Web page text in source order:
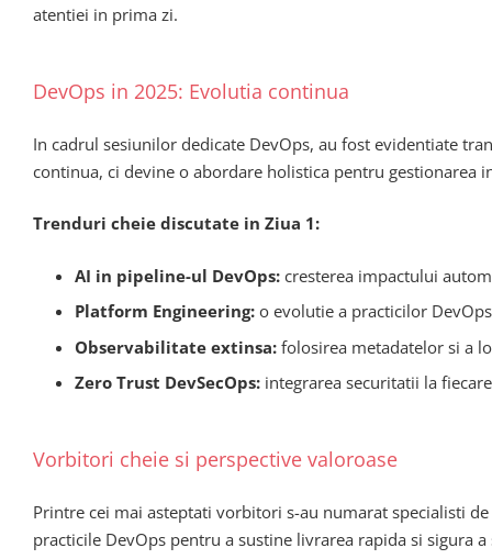
atentiei in prima zi.
DevOps in 2025: Evolutia continua
In cadrul sesiunilor dedicate DevOps, au fost evidentiate
continua, ci devine o abordare holistica pentru
Trenduri cheie discutate in Ziua 1:
AI in pipeline-ul DevOps:cresterea impactului
Platform Engineering:o evolutie a practicilor
Observabilitate extinsa:folosirea metadatelor si a
Zero Trust DevSecOps:integrarea securitatii la
Vorbitori cheie si perspective valoroase
Printre cei mai asteptati vorbitori s-au numarat specialisti
practicile DevOps pentru a sustine livrarea rapida si sigura